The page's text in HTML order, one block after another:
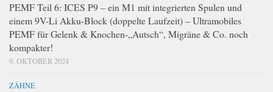
PEMF Teil 6: ICES P9 – ein M1 mit integrierten Spulen und
einem 9V-Li Akku-Block (doppelte Laufzeit) – Ultramobiles
PEMF für Gelenk & Knochen-„Autsch“, Migräne & Co. noch
kompakter!
9. OKTOBER 2024
ZÄHNE